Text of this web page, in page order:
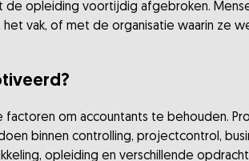
de opleiding voortijdig afgebroken.
vak, of met de organisatie waarin ze
om accountants te behouden.
binnen controlling, projectcontrol,
opleiding en verschillende